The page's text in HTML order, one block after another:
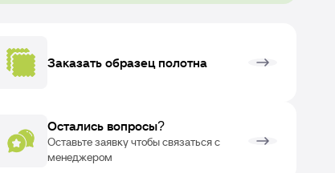
Заказать образец полотна
Остались вопросы?
Оставьте заявку чтобы связаться с
менеджером